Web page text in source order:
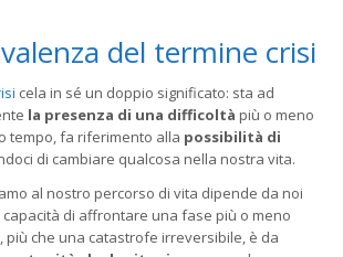
del termine crisi
cela in sé un doppio significato: sta ad
la presenza di una difficoltà più o meno
tempo, fa riferimento alla possibilità di
di cambiare qualcosa nella nostra vita.
al nostro percorso di vita dipende da noi
di affrontare una fase più o meno
più che una catastrofe irreversibile, è da